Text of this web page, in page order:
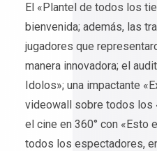
El «Plantel de todos los
bienvenida; además, las
jugadores que
manera innovadora; el
Idolos»; una impactante
videowall sobre todos los
el cine en 360° con «Esto
todos los espectadores,